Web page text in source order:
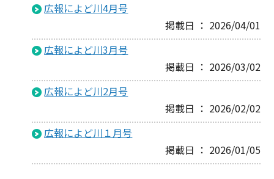
広報によど川4月号
掲載日 ： 2026/04/01
広報によど川3月号
掲載日 ： 2026/03/02
広報によど川2月号
掲載日 ： 2026/02/02
広報によど川１月号
掲載日 ： 2026/01/05